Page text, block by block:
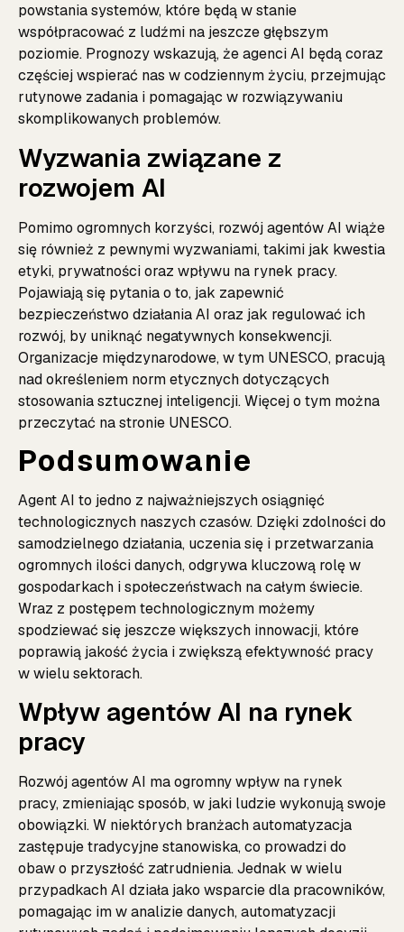
powstania systemów, które będą w stanie
współpracować z ludźmi na jeszcze głębszym
poziomie. Prognozy wskazują, że agenci AI będą coraz
częściej wspierać nas w codziennym życiu, przejmując
rutynowe zadania i pomagając w rozwiązywaniu
skomplikowanych problemów.
Wyzwania związane z
rozwojem AI
Pomimo ogromnych korzyści, rozwój agentów AI wiąże
się również z pewnymi wyzwaniami, takimi jak kwestia
etyki, prywatności oraz wpływu na rynek pracy.
Pojawiają się pytania o to, jak zapewnić
bezpieczeństwo działania AI oraz jak regulować ich
rozwój, by uniknąć negatywnych konsekwencji.
Organizacje międzynarodowe, w tym UNESCO, pracują
nad określeniem norm etycznych dotyczących
stosowania sztucznej inteligencji. Więcej o tym można
przeczytać nastronie UNESCO.
Podsumowanie
Agent AI to jedno z najważniejszych osiągnięć
technologicznych naszych czasów. Dzięki zdolności do
samodzielnego działania, uczenia się i przetwarzania
ogromnych ilości danych, odgrywa kluczową rolę w
gospodarkach i społeczeństwach na całym świecie.
Wraz z postępem technologicznym możemy
spodziewać się jeszcze większych innowacji, które
poprawią jakość życia i zwiększą efektywność pracy
w wielu sektorach.
Wpływ agentów AI na rynek
pracy
Rozwój agentów AI ma ogromny wpływ na rynek
pracy, zmieniając sposób, w jaki ludzie wykonują swoje
obowiązki. W niektórych branżach automatyzacja
zastępuje tradycyjne stanowiska, co prowadzi do
obaw o przyszłość zatrudnienia. Jednak w wielu
przypadkach AI działa jako wsparcie dla pracowników,
pomagając im w analizie danych, automatyzacji